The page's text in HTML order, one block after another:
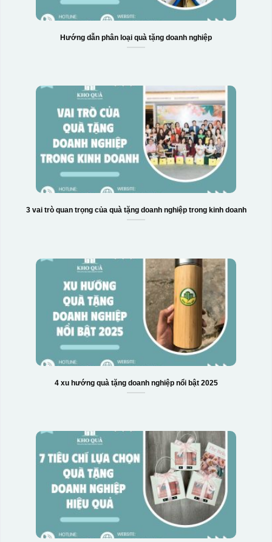
Hướng dẫn phân loại quà tặng doanh nghiệp
3 vai trò quan trọng của quà tặng doanh nghiệp trong kinh doanh
4 xu hướng quà tặng doanh nghiệp nổi bật 2025